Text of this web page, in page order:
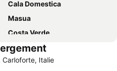
Cala Domestica
Masua
Costa Verde
Costa Verde
Sant'Antioco
Carloforte, Italie